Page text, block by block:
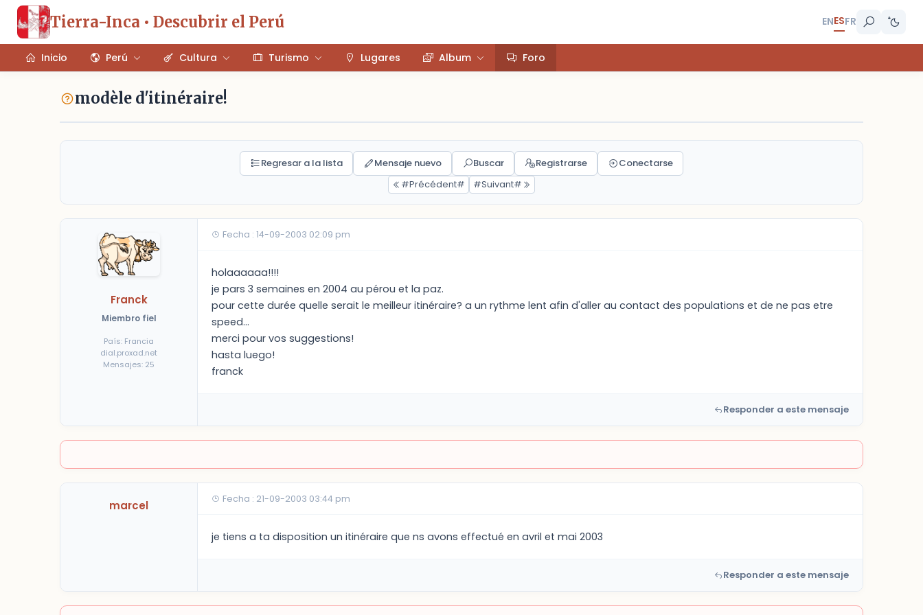
Tierra-Inca • Descubrir el Perú ENESFR
Inicio Perú Cultura Turismo Lugares Album Foro
modèle d'itinéraire!
Regresar a la lista Mensaje nuevo Buscar Registrarse
Conectarse
#Précédent#
#Suivant#
Franck
Miembro fiel
País: Francia
dial.proxad.net
Mensajes: 25
Fecha : 14-09-2003 02:09 pm
holaaaaaa!!!!
je pars 3 semaines en 2004 au pérou et la paz.
pour cette durée quelle serait le meilleur itinéraire? a un rythme lent afin d'aller au contact des populations et de ne pas etre
speed...
merci pour vos suggestions!
hasta luego!
franck
Responder a este mensaje
marcel Fecha : 21-09-2003 03:44 pm
je tiens a ta disposition un itinéraire que ns avons effectué en avril et mai 2003
Responder a este mensaje